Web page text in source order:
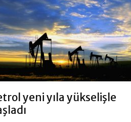
yeni yıla yükselişle